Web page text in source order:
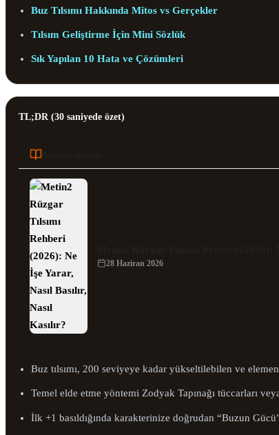
Buz Tılsımı Hakkında Mitos vs Gerçekler
Tılsım Geliştirme İçin Mini Sözlük
Sık Yapılan 10 Hata ve Çözümleri
TL;DR (30 saniyede özet)
28 Haziran 2026
Buz tılsımı, 200 seviyeye kadar yükseltilebilen ve
Temel elde etme yöntemi Zodyak Tapınağı tüccarları veya
İlk +1 basıldığında karakterinize doğrudan “Buzun